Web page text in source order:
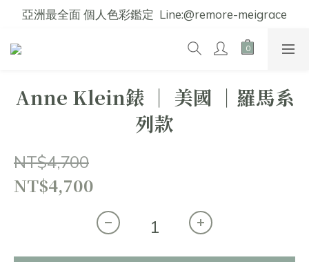
亞洲最全面 個人色彩鑑定  Line:@remore-meigrace
Anne Klein錶 │ 美國 │羅馬系
列款
NT$4,700
NT$4,700